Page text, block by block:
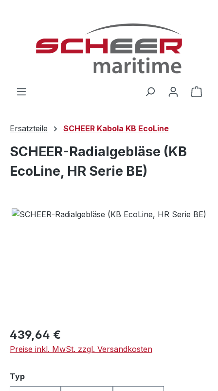
Ersatzteile SCHEER Kabola KB EcoLine
SCHEER-Radialgebläse (KB
EcoLine, HR Serie BE)
Bildergalerie überspringen
Regulärer Preis:
439,64 €
Preise inkl. MwSt. zzgl. Versandkosten
Typauswählen